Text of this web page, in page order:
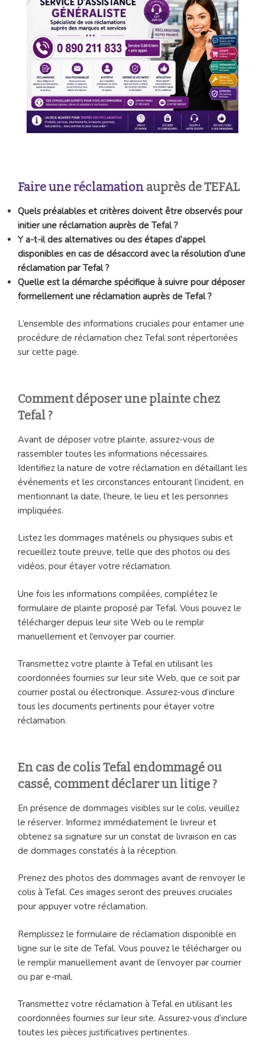
Faire une réclamation auprès de TEFAL
Quels préalables et critères doivent être observés pour
initier une réclamation auprès de Tefal ?
Y a-t-il des alternatives ou des étapes d’appel
disponibles en cas de désaccord avec la résolution d’une
réclamation par Tefal ?
Quelle est la démarche spécifique à suivre pour déposer
formellement une réclamation auprès de Tefal ?
L’ensemble des informations cruciales pour entamer une
procédure de réclamation chez Tefal sont répertoriées
sur cette page.
Comment déposer une plainte chez
Tefal ?
Avant de déposer votre plainte, assurez-vous de
rassembler toutes les informations nécessaires.
Identifiez la nature de votre réclamation en détaillant les
événements et les circonstances entourant l’incident, en
mentionnant la date, l’heure, le lieu et les personnes
impliquées.
Listez les dommages matériels ou physiques subis et
recueillez toute preuve, telle que des photos ou des
vidéos, pour étayer votre réclamation.
Une fois les informations compilées, complétez le
formulaire de plainte proposé par Tefal. Vous pouvez le
télécharger depuis leur site Web ou le remplir
manuellement et l’envoyer par courrier.
Transmettez votre plainte à Tefal en utilisant les
coordonnées fournies sur leur site Web, que ce soit par
courrier postal ou électronique. Assurez-vous d’inclure
tous les documents pertinents pour étayer votre
réclamation.
En cas de colis Tefal endommagé ou
cassé, comment déclarer un litige ?
En présence de dommages visibles sur le colis, veuillez
le réserver. Informez immédiatement le livreur et
obtenez sa signature sur un constat de livraison en cas
de dommages constatés à la réception.
Prenez des photos des dommages avant de renvoyer le
colis à Tefal. Ces images seront des preuves cruciales
pour appuyer votre réclamation.
Remplissez le formulaire de réclamation disponible en
ligne sur le site de Tefal. Vous pouvez le télécharger ou
le remplir manuellement avant de l’envoyer par courrier
ou par e-mail.
Transmettez votre réclamation à Tefal en utilisant les
coordonnées fournies sur leur site. Assurez-vous d’inclure
toutes les pièces justificatives pertinentes.